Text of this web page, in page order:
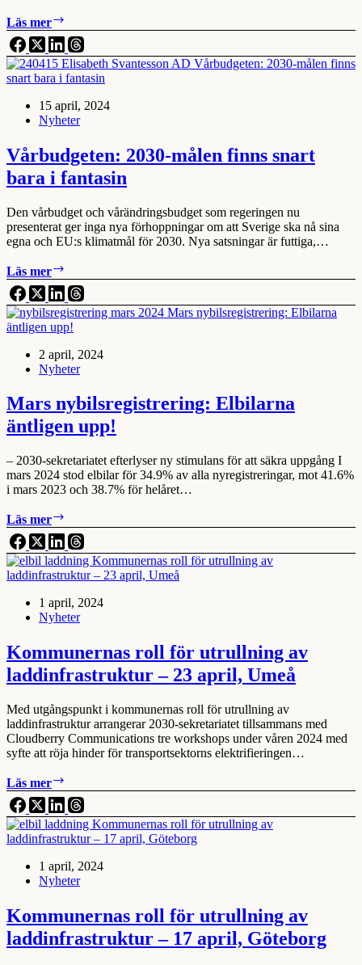
Läs mer
minskar
–
beteenden
kan
påverkas!
15 april, 2024
Nyheter
Vårbudgeten: 2030-målen finns snart
bara i fantasin
Den vårbudget och vårändringsbudget som regeringen nu
presenterat ger inga nya förhoppningar om att Sverige ska nå sina
egna och EU:s klimatmål för 2030. Nya satsningar är futtiga,…
Läs mer
2030-
målen
finns
snart
i
fantasin
2 april, 2024
Nyheter
Mars nybilsregistrering: Elbilarna
äntligen upp!
– 2030-sekretariatet efterlyser ny stimulans för att säkra uppgång I
mars 2024 stod elbilar för 34.9% av alla nyregistreringar, mot 41.6%
i mars 2023 och 38.7% för helåret…
Läs mer
nybilsregistrering:
Elbilarna
äntligen
upp!
1 april, 2024
Nyheter
Kommunernas roll för utrullning av
laddinfrastruktur – 23 april, Umeå
Med utgångspunkt i kommunernas roll för utrullning av
laddinfrastruktur arrangerar 2030-sekretariatet tillsammans med
Cloudberry Communications tre workshops under våren 2024 med
syfte att röja hinder för transportsektorns elektrifieringen…
Läs mer
roll
för
utrullning
av
–
23
Umeå
1 april, 2024
Nyheter
Kommunernas roll för utrullning av
laddinfrastruktur – 17 april, Göteborg